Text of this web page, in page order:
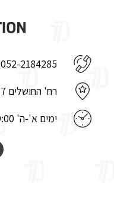
052-2184285
רח' החושלים 7, הרצליה
ימים א'-ה' 09:00 - 18:00